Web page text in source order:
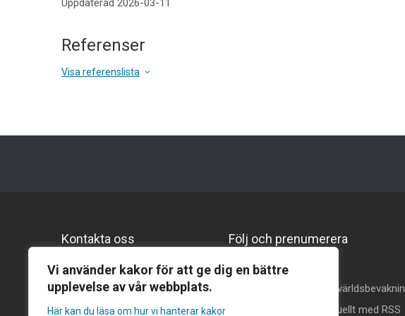
Vi använder kakor för att ge dig en bättre
upplevelse av vår webbplats.
Här kan du läsa om hur vi hanterar kakor
Uppdaterad 2026-03-11
Referenser
Visa referenslista
Kontakta oss
Gentekniknämnden
Följ och prenumerera
Följ oss på Linkedin
Prenumerera på
Prenumerera på Aktuellt med RSS